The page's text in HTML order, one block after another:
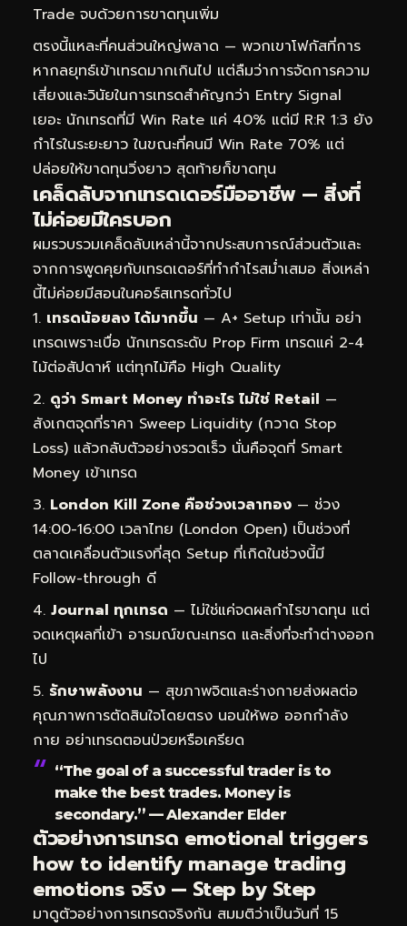
Trade จบด้วยการขาดทุนเพิ่ม
ตรงนี้แหละที่คนส่วนใหญ่พลาด — พวกเขาโฟกัสที่การ
หากลยุทธ์เข้าเทรดมากเกินไป แต่ลืมว่าการจัดการความ
เสี่ยงและวินัยในการเทรดสำคัญกว่า Entry Signal
เยอะ นักเทรดที่มี Win Rate แค่ 40% แต่มี R:R 1:3 ยัง
กำไรในระยะยาว ในขณะที่คนมี Win Rate 70% แต่
ปล่อยให้ขาดทุนวิ่งยาว สุดท้ายก็ขาดทุน
เคล็ดลับจากเทรดเดอร์มืออาชีพ — สิ่งที่
ไม่ค่อยมีใครบอก
ผมรวบรวมเคล็ดลับเหล่านี้จากประสบการณ์ส่วนตัวและ
จากการพูดคุยกับเทรดเดอร์ที่ทำกำไรสม่ำเสมอ สิ่งเหล่า
นี้ไม่ค่อยมีสอนในคอร์สเทรดทั่วไป
เทรดน้อยลง ได้มากขึ้น — A+ Setup เท่านั้น อย่า
เทรดเพราะเบื่อ นักเทรดระดับ Prop Firm เทรดแค่ 2-4
ไม้ต่อสัปดาห์ แต่ทุกไม้คือ High Quality
ดูว่า Smart Money ทำอะไร ไม่ใช่ Retail —
สังเกตจุดที่ราคา Sweep Liquidity (กวาด Stop
Loss) แล้วกลับตัวอย่างรวดเร็ว นั่นคือจุดที่ Smart
Money เข้าเทรด
London Kill Zone คือช่วงเวลาทอง — ช่วง
14:00-16:00 เวลาไทย (London Open) เป็นช่วงที่
ตลาดเคลื่อนตัวแรงที่สุด Setup ที่เกิดในช่วงนี้มี
Follow-through ดี
Journal ทุกเทรด — ไม่ใช่แค่จดผลกำไรขาดทุน แต่
จดเหตุผลที่เข้า อารมณ์ขณะเทรด และสิ่งที่จะทำต่างออก
ไป
รักษาพลังงาน — สุขภาพจิตและร่างกายส่งผลต่อ
คุณภาพการตัดสินใจโดยตรง นอนให้พอ ออกกำลัง
กาย อย่าเทรดตอนป่วยหรือเครียด
“The goal of a successful trader is to
make the best trades. Money is
secondary.” — Alexander Elder
ตัวอย่างการเทรด emotional triggers
how to identify manage trading
emotions จริง — Step by Step
มาดูตัวอย่างการเทรดจริงกัน สมมติว่าเป็นวันที่ 15